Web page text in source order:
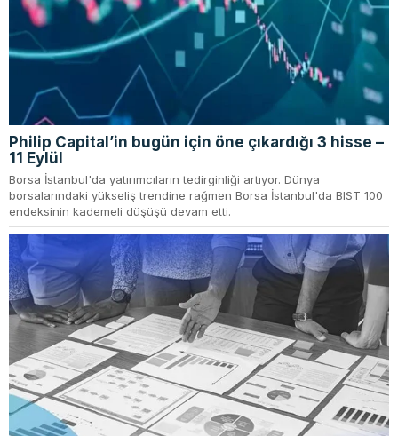
Philip Capital’in bugün için öne çıkardığı 3 hisse –
11 Eylül
Borsa İstanbul'da yatırımcıların tedirginliği artıyor. Dünya
borsalarındaki yükseliş trendine rağmen Borsa İstanbul'da BIST 100
endeksinin kademeli düşüşü devam etti.